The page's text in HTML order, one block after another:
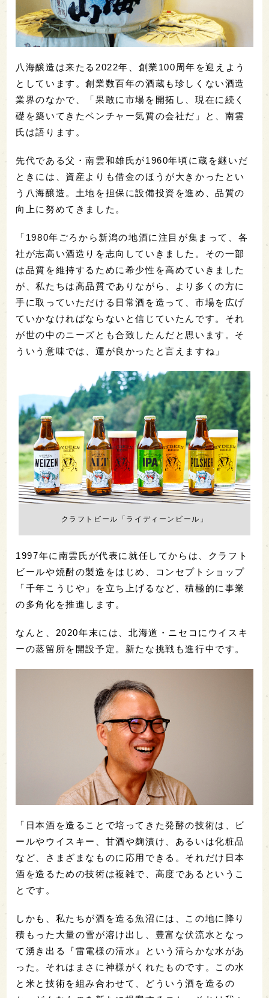
八海醸造は来たる2022年、創業100周年を迎えよう
としています。創業数百年の酒蔵も珍しくない酒造
業界のなかで、「果敢に市場を開拓し、現在に続く
礎を築いてきたベンチャー気質の会社だ」と、南雲
氏は語ります。
先代である父・南雲和雄氏が1960年頃に蔵を継いだ
ときには、資産よりも借金のほうが大きかったとい
う八海醸造。土地を担保に設備投資を進め、品質の
向上に努めてきました。
「1980年ごろから新潟の地酒に注目が集まって、各
社が志高い酒造りを志向していきました。その一部
は品質を維持するために希少性を高めていきました
が、私たちは高品質でありながら、より多くの方に
手に取っていただける日常酒を造って、市場を広げ
ていかなければならないと信じていたんです。それ
が世の中のニーズとも合致したんだと思います。そ
ういう意味では、運が良かったと言えますね」
クラフトビール「ライディーンビール」
1997年に南雲氏が代表に就任してからは、クラフト
ビールや焼酎の製造をはじめ、コンセプトショップ
「千年こうじや」を立ち上げるなど、積極的に事業
の多角化を推進します。
なんと、2020年末には、北海道・ニセコにウイスキ
ーの蒸留所を開設予定。新たな挑戦も進行中です。
「日本酒を造ることで培ってきた発酵の技術は、ビ
ールやウイスキー、甘酒や麹漬け、あるいは化粧品
など、さまざまなものに応用できる。それだけ日本
酒を造るための技術は複雑で、高度であるというこ
とです。
しかも、私たちが酒を造る魚沼には、この地に降り
積もった大量の雪が溶け出し、豊富な伏流水となっ
て湧き出る『雷電様の清水』という清らかな水があ
った。それはまさに神様がくれたものです。この水
と米と技術を組み合わせて、どういう酒を造るの